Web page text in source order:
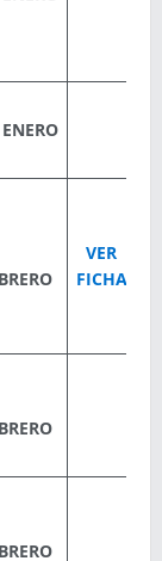
VER
FICHA